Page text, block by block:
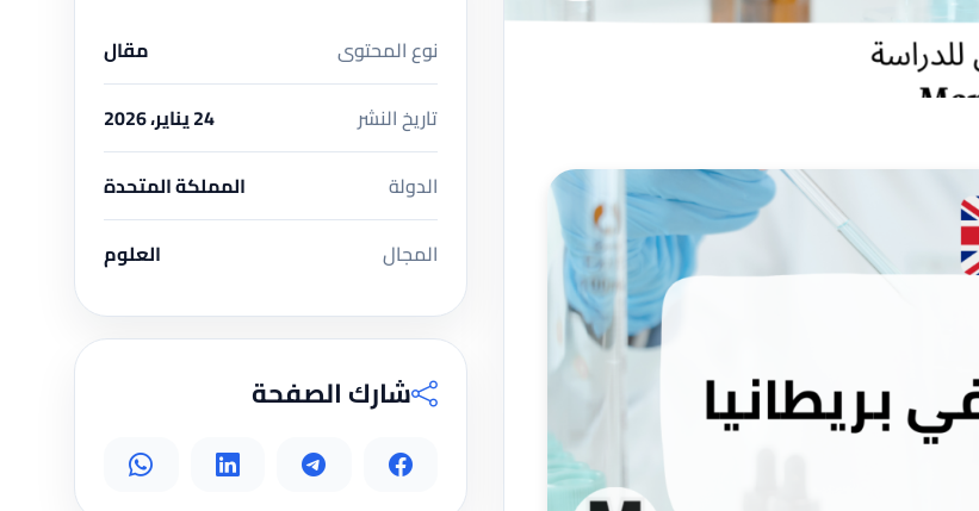
نوع المحتوى
مقال
تاريخ النشر
24 يناير، 2026
الدولة
المملكة المتحدة
المجال
العلوم
شارك الصفحة